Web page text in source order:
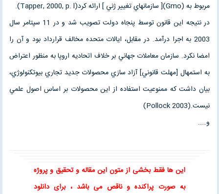
مربوط به (Gmo)[ سازمانهاي تغيير ژني ] ارائه كرد(Tapper, 2000, p. l).
در نتيجه اين قانون توسط پنجاه دولت تصويب شد و در 11 سپتامر سال
2003 به اجرا درآمد. در مقابل، ايالات متحده مخالف قرارداد بود و آن را
امضا نكرد. سازمان معاملات جهاني بر خلاف اتحاديه اروپا به منظور اعتراض
به استمهال [مهلت قانوني] آزاد سازي محصولات جديد تجاري بيوتكنولوژي،
بيان داشت كه ممنوعيت استفاده از اين محصولات بر اساس اصول علمي
نيست.(Pollock 2003)
و…..
این ها فقط بخشی از متون این مقاله و تحقیق و پروژه
به صورت پراکنده و ناقص می باشد ، برای دانلود